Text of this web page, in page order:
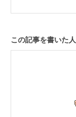
この記事を書いた人